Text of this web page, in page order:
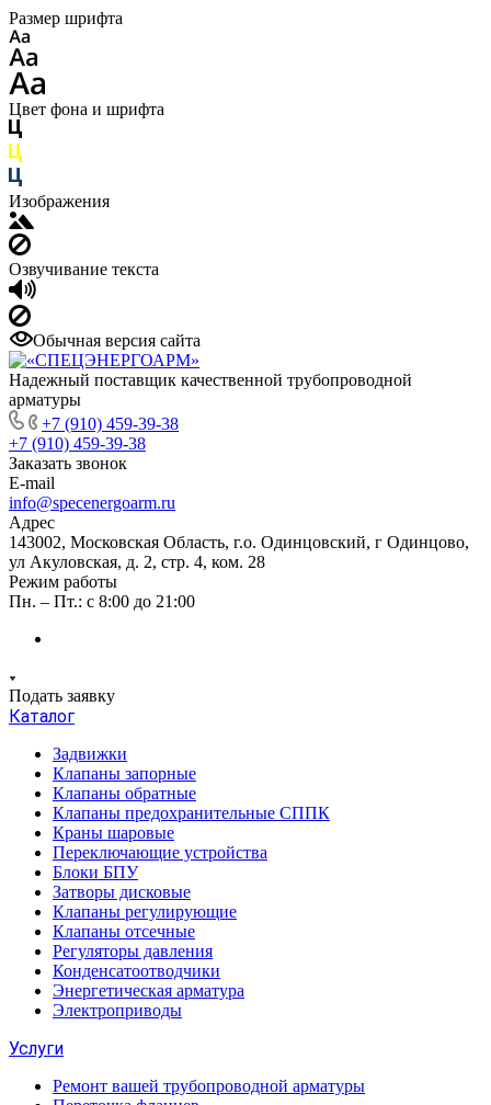
Размер шрифта
Цвет фона и шрифта
Изображения
Озвучивание текста
Обычная версия сайта
Надежный поставщик качественной трубопроводной
арматуры
+7 (910) 459-39-38
+7 (910) 459-39-38
Заказать звонок
E-mail
info@specenergoarm.ru
Адрес
143002, Московская Область, г.о. Одинцовский, г Одинцово,
ул Акуловская, д. 2, стр. 4, ком. 28
Режим работы
Пн. – Пт.: с 8:00 до 21:00
Подать заявку
Каталог
Задвижки
Клапаны запорные
Клапаны обратные
Клапаны предохранительные СППК
Краны шаровые
Переключающие устройства
Блоки БПУ
Затворы дисковые
Клапаны регулирующие
Клапаны отсечные
Регуляторы давления
Конденсатоотводчики
Энергетическая арматура
Электроприводы
Услуги
Ремонт вашей трубопроводной арматуры